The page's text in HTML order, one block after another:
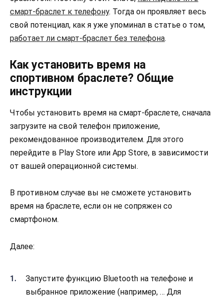
смарт-браслет к телефону. Тогда он проявляет весь
свой потенциал, как я уже упоминал в статье о том,
работает ли смарт-браслет без телефона.
Как установить время на
спортивном браслете? Общие
инструкции
Чтобы установить время на смарт-браслете, сначала
загрузите на свой телефон приложение,
рекомендованное производителем. Для этого
перейдите в Play Store или App Store, в зависимости
от вашей операционной системы.
В противном случае вы не сможете установить
время на браслете, если он не сопряжен со
смартфоном.
Далее:
Запустите функцию Bluetooth на телефоне и
выбранное приложение (например, … Для